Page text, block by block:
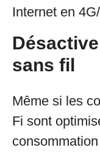
Internet en
sans fil
Même si les
Fi sont